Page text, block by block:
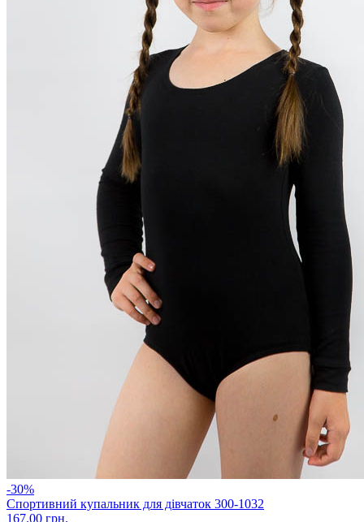
-30%
Спортивний купальник для дівчаток 300-1032
167.00 грн.